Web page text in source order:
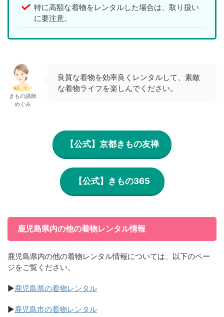
特に高額な着物をレンタルした場合は、取り扱い
に要注意。
きもの講師
めぐみ
良質な着物を効率良くレンタルして、素敵
な着物ライフを楽しんでください。
【公式】京都きもの友禅
【公式】きもの365
鹿児島県内の他の着物レンタル情報
鹿児島県内の他の着物レンタル情報については、以下のペー
ジをご覧ください。
▶鹿児島県の着物レンタル
▶鹿児島市の着物レンタル